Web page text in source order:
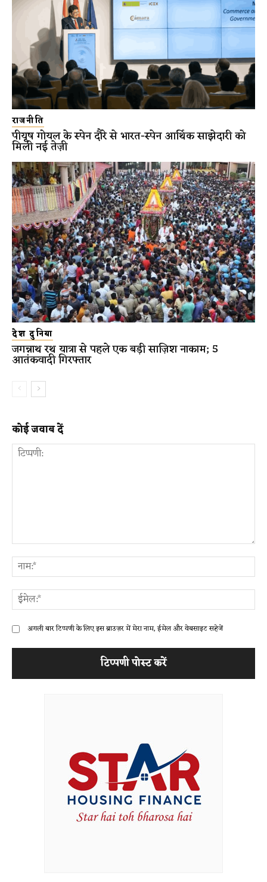
राजनीति
पीयूष गोयल के स्पेन दौरे से भारत-स्पेन आर्थिक साझेदारी को
मिली नई तेज़ी
देश दुनिया
जगन्नाथ रथ यात्रा से पहले एक बड़ी साज़िश नाकाम; 5
आतंकवादी गिरफ्तार
कोई जवाब दें
अगली बार टिप्पणी के लिए इस ब्राउज़र में मेरा नाम, ईमेल और वेबसाइट सहेजें